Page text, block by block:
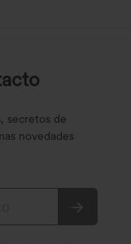
secretos de
novedades